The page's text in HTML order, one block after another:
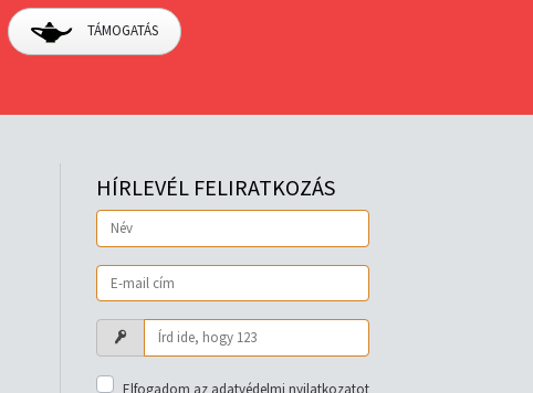
TÁMOGATÁS
HÍRLEVÉL FELIRATKOZÁS
Elfogadom az adatvédelmi nyilatkozatot